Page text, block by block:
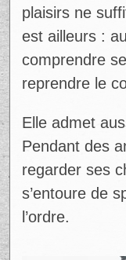
uniquement
que ces
Au-delà de
parle d’une
climat où les
désorganisés,
tout le monde
vrai que tout